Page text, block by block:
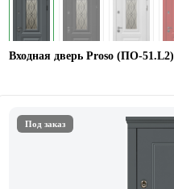
Входная дверь Proso (ПО-51.L2)
Под заказ